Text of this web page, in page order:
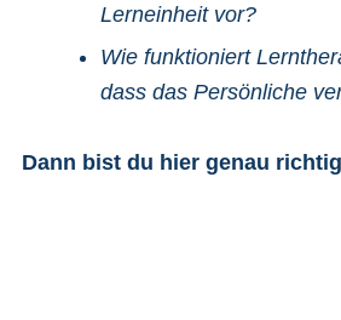
Lerneinheit vor?
Wie funktioniert
dass das Persönliche
Dann bist du hier genau